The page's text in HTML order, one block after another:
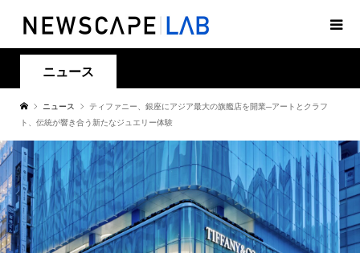
ニュース
ニュース
ティファニー、銀座にアジア最大の旗艦店を開業─アートとクラフ
ト、伝統が響き合う新たなジュエリー体験